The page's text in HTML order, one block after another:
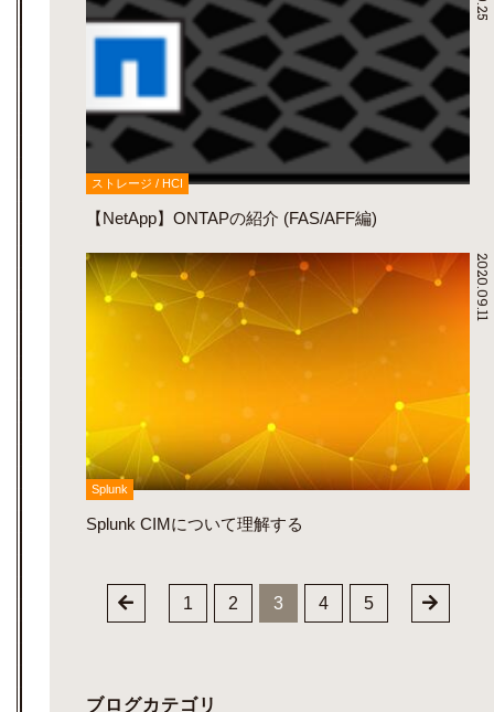
ストレージ / HCI
【NetApp】ONTAPの紹介 (FAS/AFF編)
2020.09.11
Splunk
Splunk CIMについて理解する
1 2 3 4 5
ブログカテゴリ